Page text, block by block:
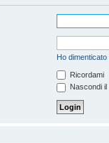
Ho
Ricordami
Nascondi